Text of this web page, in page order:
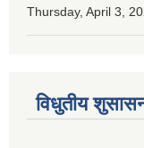
Thursday, April 3,
विधुतीय